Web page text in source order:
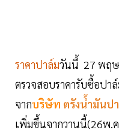
ราคาปาล์มวันนี้ 27 พฤษ
ตรวจสอบราคารับซื้อปา
จากบริษัท ตรังน้ำมันป
เพิ่มขึ้นจากวานนี้(26พ.ค